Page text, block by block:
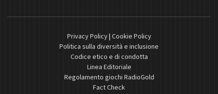
Privacy Policy| Cookie Policy
Politica sulla diversità e inclusione
Codice etico e di condotta
Linea Editoriale
Regolamento giochi RadioGold
Fact Check